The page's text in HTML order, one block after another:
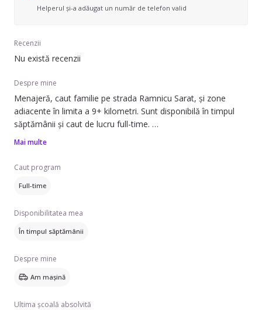
Helperul și-a adăugat un număr de telefon valid
Recenzii
Nu există recenzii
Despre mine
Menajeră, caut familie pe strada Ramnicu Sarat, și zone
adiacente în limita a 9+ kilometri. Sunt disponibilă în timpul
săptămânii și caut de lucru full-time.
întreținere și curățenie după construcții. Experiența mea este
de zero ani, dar sunt dornică să învăț și să mă adaptez
nevoilor familiei.
Pot lucra în apartamente, case/vile, spații birouri și spații
comerciale. Vorbesc franceză și engleză, ceea ce poate fi un
Dacă aveți nevoie de cineva care să se ocupe de curățenie,
nu ezitați să mă contactați.
Mai multe
Caut program
Full-time
Disponibilitatea mea
În timpul săptămânii
Despre mine
Am mașină
Ultima școală absolvită